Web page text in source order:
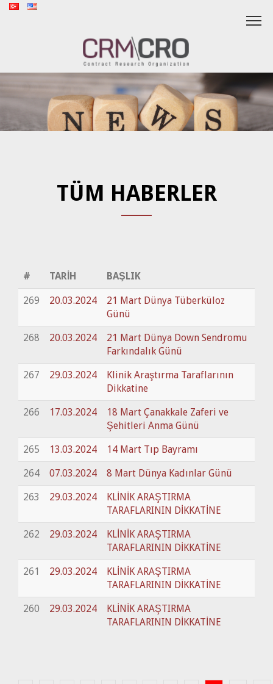
TÜM HABERLER
# TARİH BAŞLIK
269 20.03.2024
21 Mart Dünya Tüberküloz
Günü
268 20.03.2024
21 Mart Dünya Down Sendromu
Farkındalık Günü
267 29.03.2024
Klinik Araştırma Taraflarının
Dikkatine
266 17.03.2024
18 Mart Çanakkale Zaferi ve
Şehitleri Anma Günü
265 13.03.2024 14 Mart Tıp Bayramı
264 07.03.2024 8 Mart Dünya Kadınlar Günü
263 29.03.2024
KLİNİK ARAŞTIRMA
TARAFLARININ DİKKATİNE
262 29.03.2024
KLİNİK ARAŞTIRMA
TARAFLARININ DİKKATİNE
261 29.03.2024
KLİNİK ARAŞTIRMA
TARAFLARININ DİKKATİNE
260 29.03.2024
KLİNİK ARAŞTIRMA
TARAFLARININ DİKKATİNE